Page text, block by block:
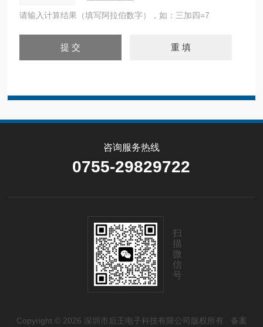
请输入计算结果（填写阿拉伯数字），如：三加四=7
咨询服务热线
0755-29829722
扫
描
微
信
号
Copyright © 2026 深圳市后王电子科技有限公司版权所有 备案